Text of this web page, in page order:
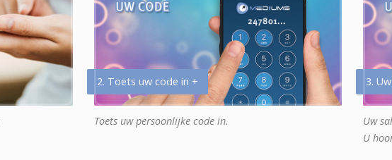
2. Toets uw code in +
Toets uw persoonlijke code in.
3.
Uw
U